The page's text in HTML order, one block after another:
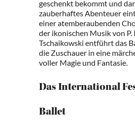
geschenkt bekommt und
zauberhaftes Abenteuer
einer atemberaubenden
der ikonischen Musik von P.
Tschaikowski entführt das
die Zuschauer in eine
voller Magie und Fantasie.
Das International
Ballet